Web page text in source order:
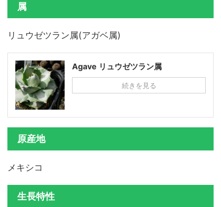
属
リュウゼツラン属(アガベ属)
Agave リュウゼツラン属
続きを見る
原産地
メキシコ
生長特性